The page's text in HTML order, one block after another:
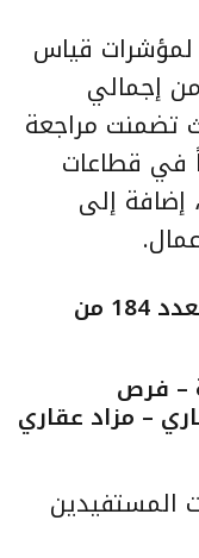
قياس
إجمالي
تضمنت مراجعة
في قطاعات
إضافة إلى
العدد 184 من
– فرص
– مزاد عقاري
المستفيدين